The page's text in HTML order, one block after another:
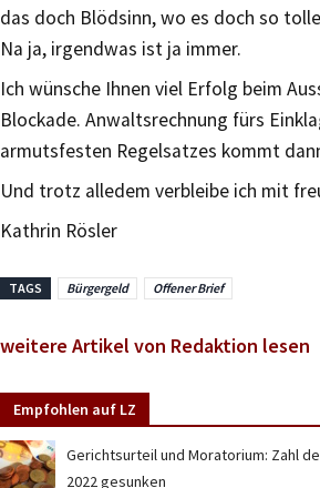
das doch Blödsinn, wo es doch so
Na ja, irgendwas ist ja immer.
Ich wünsche Ihnen viel Erfolg beim
Blockade. Anwaltsrechnung fürs
armutsfesten Regelsatzes kommt
Und trotz alledem verbleibe ich mit
Kathrin Rösler
TAGS Bürgergeld Offener Brief
weitere Artikel von Redaktion lesen
Empfohlen auf LZ
Gerichtsurteil und Moratorium: Zahl
2022 gesunken